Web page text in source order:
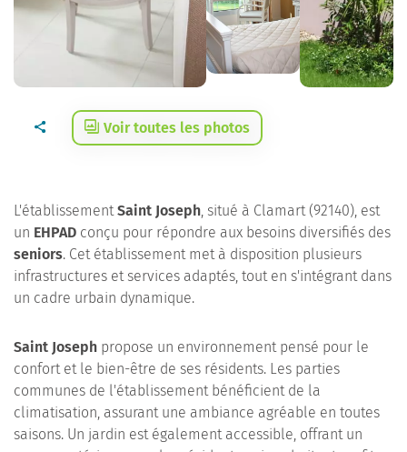
Voir toutes les photos
L'établissementSaint Joseph, situé à Clamart (92140), est
un EHPAD conçu pour répondre aux besoins diversifiés des
seniors. Cet établissement met à disposition plusieurs
infrastructures et services adaptés, tout en s'intégrant dans
un cadre urbain dynamique.
Saint Joseph propose un environnement pensé pour le
confort et le bien-être de ses résidents. Les parties
communes de l'établissement bénéficient de la
climatisation, assurant une ambiance agréable en toutes
saisons. Un jardin est également accessible, offrant un